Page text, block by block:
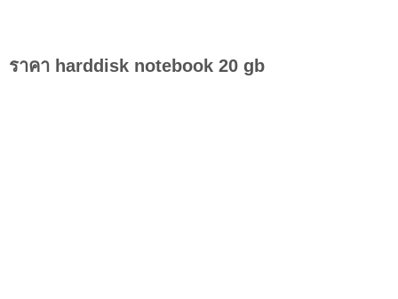
ราคา harddisk notebook 20 gb